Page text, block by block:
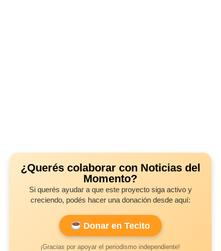
¿Querés colaborar con Noticias del
Momento?
Si querés ayudar a que este proyecto siga activo y
creciendo, podés hacer una donación desde aquí:
Donar en Tecito
¡Gracias por apoyar el periodismo independiente!